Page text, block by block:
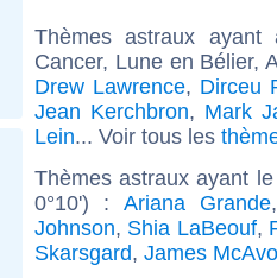
Thèmes astraux
Cancer, Lune en Bélier,
Drew Lawrence, Dirceu
Jean Kerchbron, Mark
Lein... Voir tous les
Thèmes astraux ayant
0°10') : Ariana Grande
Johnson, Shia LaBeouf,
Skarsgard, James